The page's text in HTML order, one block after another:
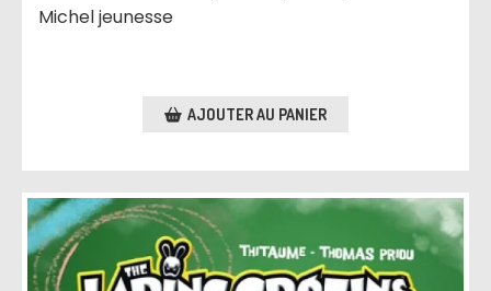
Michel jeunesse
AJOUTER AU PANIER